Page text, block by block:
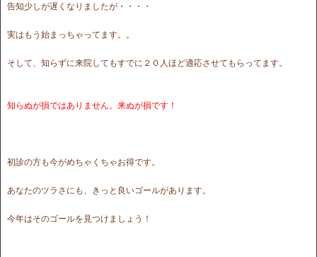
告知少しが遅くなりましたが・・・・
実はもう始まっちゃってます。。
そして、知らずに来院してもすでに２０人ほど適応させてもらってます。
知らぬが損ではありません。来ぬが損です！
初診の方も今がめちゃくちゃお得です。
あなたのツラさにも、きっと良いゴールがあります。
今年はそのゴールを見つけましょう！